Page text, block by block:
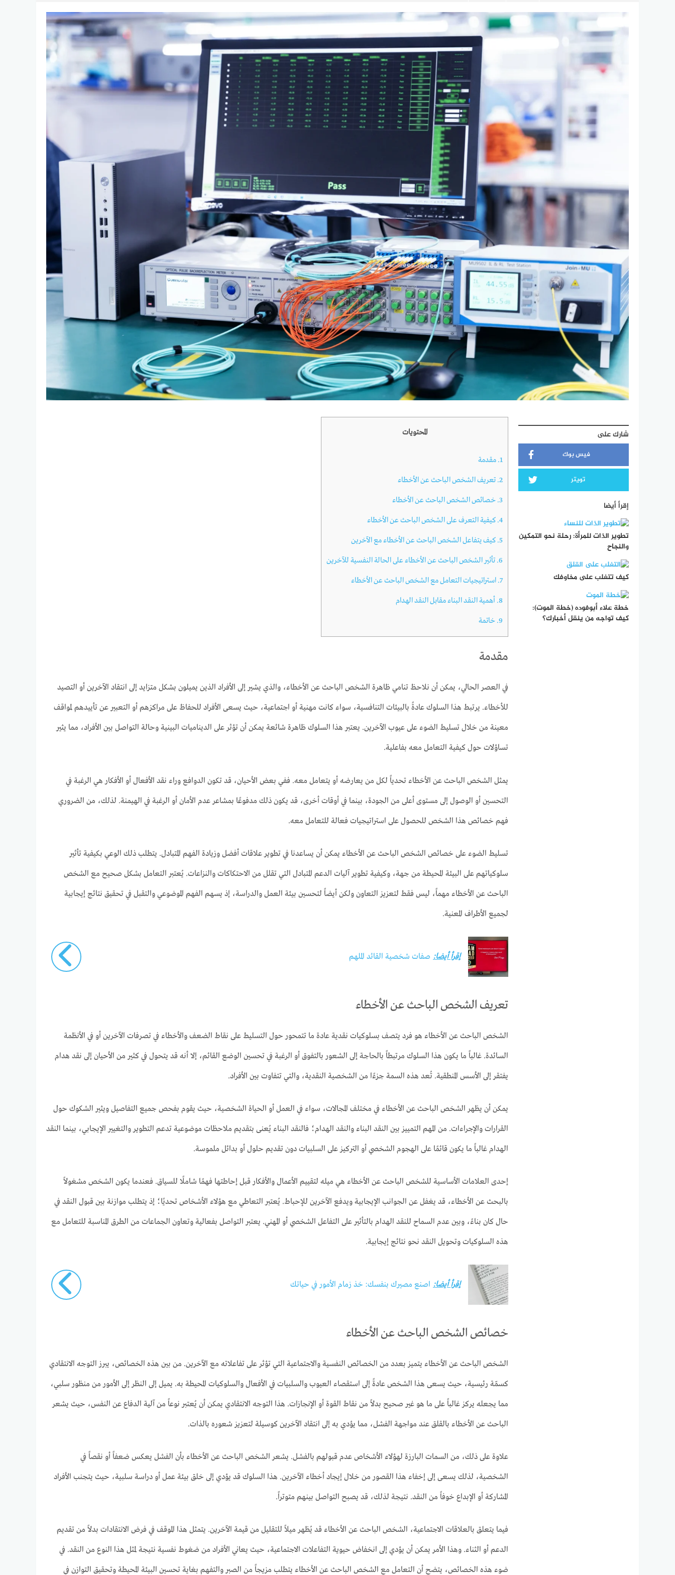
شارك على
فيس بوك
تويتر
إقرأ أيضا
تطوير الذات للمرأة: رحلة نحو التمكين
والنجاح
كيف تتغلب على مخاوفك
خطة علاء أبوفوده (خطة الموت):
كيف تواجه من ينقل أخبارك؟
المحتويات
1. مقدمة
2. تعريف الشخص الباحث عن الأخطاء
3. خصائص الشخص الباحث عن الأخطاء
4. كيفية التعرف على الشخص الباحث عن الأخطاء
5. كيف يتفاعل الشخص الباحث عن الأخطاء مع الآخرين
6. تأثير الشخص الباحث عن الأخطاء على الحالة النفسية للآخرين
7. استراتيجيات التعامل مع الشخص الباحث عن الأخطاء
8. أهمية النقد البناء مقابل النقد الهدام
9. خاتمة
مقدمة
في العصر الحالي، يمكن أن نلاحظ تنامي ظاهرة الشخص الباحث عن الأخطاء، والذي يشير إلى الأفراد الذين يميلون بشكل متزايد إلى انتقاد الآخرين أو التصيد
للأخطاء. يرتبط هذا السلوك عادةً بالبيئات التنافسية، سواء كانت مهنية أو اجتماعية، حيث يسعى الأفراد للحفاظ على مراكزهم أو التعبير عن تأييدهم لمواقف
معينة من خلال تسليط الضوء على عيوب الآخرين. يعتبر هذا السلوك ظاهرة شائعة يمكن أن تؤثر على الديناميات البينية وحالة التواصل بين الأفراد، مما يثير
تساؤلات حول كيفية التعامل معه بفاعلية.
يمثل الشخص الباحث عن الأخطاء تحدياً لكل من يعارضه أو يتعامل معه. ففي بعض الأحيان، قد تكون الدوافع وراء نقد الأفعال أو الأفكار هي الرغبة في
التحسين أو الوصول إلى مستوى أعلى من الجودة، بينما في أوقات أخرى، قد يكون ذلك مدفوعًا بمشاعر عدم الأمان أو الرغبة في الهيمنة. لذلك، من الضروري
فهم خصائص هذا الشخص للحصول على استراتيجيات فعالة للتعامل معه.
تسليط الضوء على خصائص الشخص الباحث عن الأخطاء يمكن أن يساعدنا في تطوير علاقات أفضل وزيادة الفهم المتبادل. يتطلب ذلك الوعي بكيفية تأثير
سلوكياتهم على البيئة المحيطة من جهة، وكيفية تطوير آليات الدعم المتبادل التي تقلل من الاحتكاكات والنزاعات. يُعتبر التعامل بشكل صحيح مع الشخص
الباحث عن الأخطاء مهماً، ليس فقط لتعزيز التعاون ولكن أيضاً لتحسين بيئة العمل والدراسة، إذ يسهم الفهم الموضوعي والتقبل في تحقيق نتائج إيجابية
لجميع الأطراف المعنية.
إقرأ أيضا: صفات شخصية القائد الملهم
تعريف الشخص الباحث عن الأخطاء
الشخص الباحث عن الأخطاء هو فرد يتصف بسلوكيات نقدية عادة ما تتمحور حول التسليط على نقاط الضعف والأخطاء في تصرفات الآخرين أو في الأنظمة
السائدة. غالباً ما يكون هذا السلوك مرتبطاً بالحاجة إلى الشعور بالتفوق أو الرغبة في تحسين الوضع القائم، إلا أنه قد يتحول في كثير من الأحيان إلى نقد هدام
يفتقر إلى الأسس المنطقية. تُعد هذه السمة جزءًا من الشخصية النقدية، والتي تتفاوت بين الأفراد.
يمكن أن يظهر الشخص الباحث عن الأخطاء في مختلف المجالات، سواء في العمل أو الحياة الشخصية، حيث يقوم بفحص جميع التفاصيل ويثير الشكوك حول
القرارات والإجراءات. من المهم التمييز بين النقد البناء والنقد الهدام؛ فالنقد البناء يُعنى بتقديم ملاحظات موضوعية تدعم التطوير والتغيير الإيجابي، بينما النقد
الهدام غالباً ما يكون قائمًا على الهجوم الشخصي أو التركيز على السلبيات دون تقديم حلول أو بدائل ملموسة.
إحدى العلامات الأساسية للشخص الباحث عن الأخطاء هي ميله لتقييم الأعمال والأفكار قبل إحاطتها فهمًا شاملًا للسياق. فعندما يكون الشخص مشغولاً
بالبحث عن الأخطاء، قد يغفل عن الجوانب الإيجابية ويدفع الآخرين للإحباط. يُعتبر التعاطي مع هؤلاء الأشخاص تحديًا؛ إذ يتطلب موازنة بين قبول النقد في
حال كان بناءً، وبين عدم السماح للنقد الهدام بالتأثير على التفاعل الشخصي أو المهني. يعتبر التواصل بفعالية وتعاون الجماعات من الطرق المناسبة للتعامل مع
هذه السلوكيات وتحويل النقد نحو نتائج إيجابية.
إقرأ أيضا: اصنع مصيرك بنفسك: خذ زمام الأمور في حياتك
خصائص الشخص الباحث عن الأخطاء
الشخص الباحث عن الأخطاء يتميز بعدد من الخصائص النفسية والاجتماعية التي تؤثر على تفاعلاته مع الآخرين. من بين هذه الخصائص، يبرز التوجه الانتقادي
كسمّة رئيسية، حيث يسعى هذا الشخص عادةً إلى استقصاء العيوب والسلبيات في الأفعال والسلوكيات المحيطة به. يميل إلى النظر إلى الأمور من منظور سلبي،
مما يجعله يركز غالباً على ما هو غير صحيح بدلاً من نقاط القوة أو الإنجازات. هذا التوجه الانتقادي يمكن أن يُعتبر نوعاً من آلية الدفاع عن النفس، حيث يشعر
الباحث عن الأخطاء بالقلق عند مواجهة الفشل، مما يؤدي به إلى انتقاد الآخرين كوسيلة لتعزيز شعوره بالذات.
علاوة على ذلك، من السمات البارزة لهؤلاء الأشخاص عدم قبولهم بالفشل. يشعر الشخص الباحث عن الأخطاء بأن الفشل يعكس ضعفاً أو نقصاً في
الشخصية، لذلك يسعى إلى إخفاء هذا القصور من خلال إيجاد أخطاء الآخرين. هذا السلوك قد يؤدي إلى خلق بيئة عمل أو دراسة سلبية، حيث يتجنب الأفراد
المشاركة أو الإبداع خوفاً من النقد. نتيجة لذلك، قد يصبح التواصل بينهم متوتراً.
فيما يتعلق بالعلاقات الاجتماعية، الشخص الباحث عن الأخطاء قد يُظهر ميلاً للتقليل من قيمة الآخرين. يتمثل هذا الموقف في فرض الانتقادات بدلاً من تقديم
الدعم أو الثناء. وهذا الأمر يمكن أن يؤدي إلى انخفاض حيوية التفاعلات الاجتماعية، حيث يعاني الأفراد من ضغوط نفسية نتيجة لمثل هذا النوع من النقد. في
ضوء هذه الخصائص، يتضح أن التعامل مع الشخص الباحث عن الأخطاء يتطلب مزيجاً من الصبر والتفهم بغاية تحسين البيئة المحيطة وتحقيق التوازن في